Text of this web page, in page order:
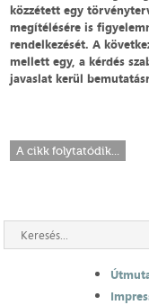
közzétett egy
megítélésére is
rendelkezését. A
mellett egy, a kérdés
javaslat kerül
A cikk folytatódik...